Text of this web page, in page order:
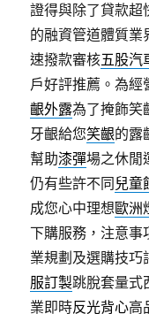
證得與除了貸款超
的融資管道體質業
速撥款審核五股汽
戶好評推薦。為經
齦外露為了掩飾笑
牙齦給您笑齦的露
幫助漆彈場之休閒
仍有些許不同 兒童
成您心中理想歐洲
下購服務，注意事
業規劃及選購技巧
服訂製跳脫套量式
業即時反光背心高